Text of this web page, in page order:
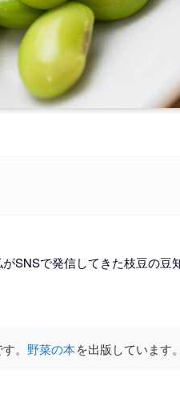
SNSで発信してきた枝豆の豆
。 野菜の本を出版しています。